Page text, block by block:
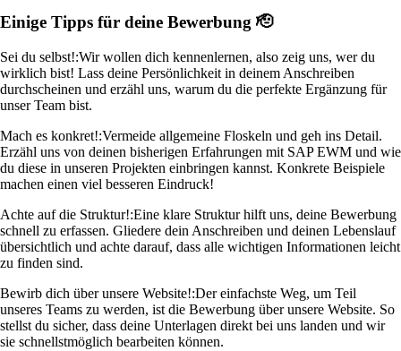
Einige Tipps für deine Bewerbung 🫡
Sei du selbst!:Wir wollen dich kennenlernen, also zeig uns, wer du
wirklich bist! Lass deine Persönlichkeit in deinem Anschreiben
durchscheinen und erzähl uns, warum du die perfekte Ergänzung für
unser Team bist.
Mach es konkret!:Vermeide allgemeine Floskeln und geh ins Detail.
Erzähl uns von deinen bisherigen Erfahrungen mit SAP EWM und wie
du diese in unseren Projekten einbringen kannst. Konkrete Beispiele
machen einen viel besseren Eindruck!
Achte auf die Struktur!:Eine klare Struktur hilft uns, deine Bewerbung
schnell zu erfassen. Gliedere dein Anschreiben und deinen Lebenslauf
übersichtlich und achte darauf, dass alle wichtigen Informationen leicht
zu finden sind.
Bewirb dich über unsere Website!:Der einfachste Weg, um Teil
unseres Teams zu werden, ist die Bewerbung über unsere Website. So
stellst du sicher, dass deine Unterlagen direkt bei uns landen und wir
sie schnellstmöglich bearbeiten können.